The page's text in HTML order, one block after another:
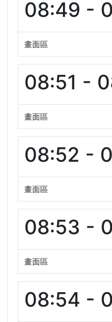
08:49 -
畫面區
08:51 -
畫面區
08:52 -
畫面區
08:53 -
畫面區
08:54 -